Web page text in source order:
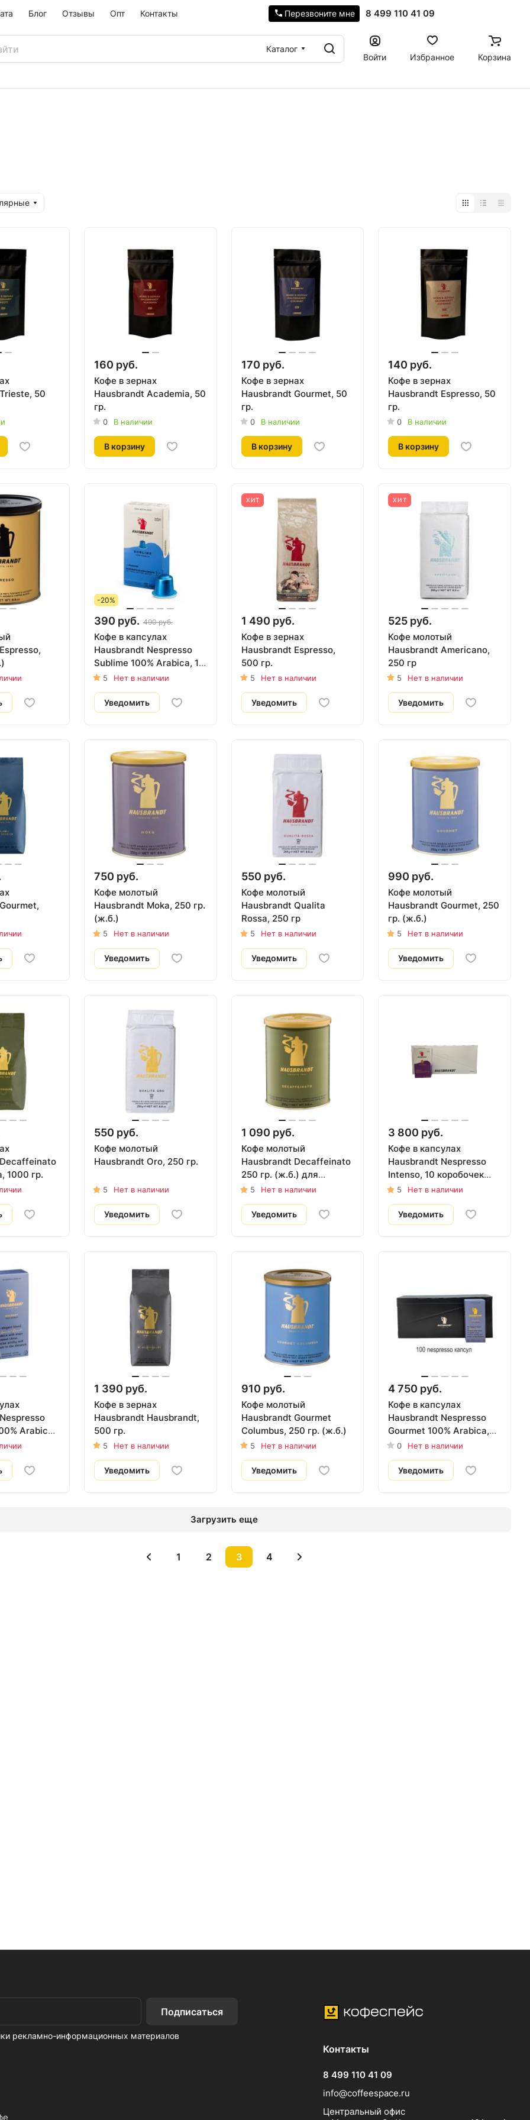
Блог Отзывы Опт Контакты 8 499 110 41 09
Перезвоните мне
Каталог
Войти
Избранное Корзина
50
160 руб.
Кофе в зернах
Hausbrandt Academia, 50
гр.
0 В наличии
В корзину
170 руб.
Кофе в зернах
Hausbrandt Gourmet, 50
гр.
0 В наличии
В корзину
140 руб.
Кофе в зернах
Hausbrandt Espresso, 50
гр.
0 В наличии
В корзину
-20%
390 руб. 490 руб.
Кофе в капсулах
Hausbrandt Nespresso
Sublime 100% Arabica, 10
шт.
5 Нет в наличии
Уведомить
ХИТ
1 490 руб.
Кофе в зернах
Hausbrandt Espresso,
500 гр.
5 Нет в наличии
Уведомить
ХИТ
525 руб.
Кофе молотый
Hausbrandt Americano,
250 гр
5 Нет в наличии
Уведомить
750 руб.
Кофе молотый
Hausbrandt Moka, 250 гр.
(ж.б.)
5 Нет в наличии
Уведомить
550 руб.
Кофе молотый
Hausbrandt Qualita
Rossa, 250 гр
5 Нет в наличии
Уведомить
990 руб.
Кофе молотый
Hausbrandt Gourmet, 250
гр. (ж.б.)
5 Нет в наличии
Уведомить
1000 гр.
550 руб.
Кофе молотый
Hausbrandt Oro, 250 гр.
5 Нет в наличии
Уведомить
1 090 руб.
Кофе молотый
Hausbrandt Decaffeinato
250 гр. (ж.б.) для
эспрессо машин
5 Нет в наличии
Уведомить
3 800 руб.
Кофе в капсулах
Hausbrandt Nespresso
Intenso, 10 коробочек
(100 шт)
5 Нет в наличии
Уведомить
Arabica,
1 390 руб.
Кофе в зернах
Hausbrandt Hausbrandt,
500 гр.
5 Нет в наличии
Уведомить
910 руб.
Кофе молотый
Hausbrandt Gourmet
Columbus, 250 гр. (ж.б.)
5 Нет в наличии
Уведомить
4 750 руб.
Кофе в капсулах
Hausbrandt Nespresso
Gourmet 100% Arabica,
10 коробочек (100 шт)
0 Нет в наличии
Уведомить
Загрузить еще
1 2 3 4
Подписаться
рекламно-информационных материалов
Контакты
8 499 110 41 09
info@coffeespace.ru
Центральный офис